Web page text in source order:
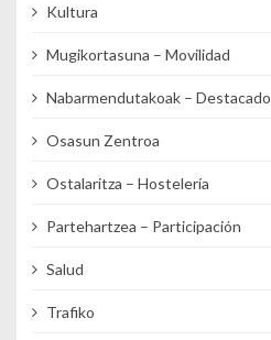
Kultura
Mugikortasuna – Movilidad
Nabarmendutakoak – Destacado
Osasun Zentroa
Ostalaritza – Hostelería
Partehartzea – Participación
Salud
Trafiko